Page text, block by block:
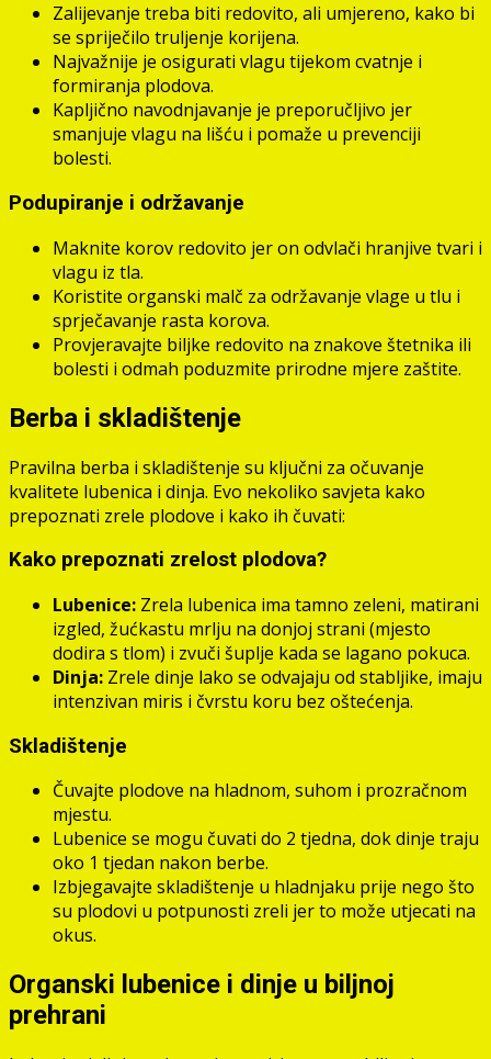
Zalijevanje treba biti redovito, ali umjereno, kako bi
se spriječilo truljenje korijena.
Najvažnije je osigurati vlagu tijekom cvatnje i
formiranja plodova.
Kapljično navodnjavanje je preporučljivo jer
smanjuje vlagu na lišću i pomaže u prevenciji
bolesti.
Podupiranje i održavanje
Maknite korov redovito jer on odvlači hranjive tvari i
vlagu iz tla.
Koristite organski malč za održavanje vlage u tlu i
sprječavanje rasta korova.
Provjeravajte biljke redovito na znakove štetnika ili
bolesti i odmah poduzmite prirodne mjere zaštite.
Berba i skladištenje
Pravilna berba i skladištenje su ključni za očuvanje
kvalitete lubenica i dinja. Evo nekoliko savjeta kako
prepoznati zrele plodove i kako ih čuvati:
Kako prepoznati zrelost plodova?
Lubenice: Zrela lubenica ima tamno zeleni, matirani
izgled, žućkastu mrlju na donjoj strani (mjesto
dodira s tlom) i zvuči šuplje kada se lagano pokuca.
Dinja: Zrele dinje lako se odvajaju od stabljike, imaju
intenzivan miris i čvrstu koru bez oštećenja.
Skladištenje
Čuvajte plodove na hladnom, suhom i prozračnom
mjestu.
Lubenice se mogu čuvati do 2 tjedna, dok dinje traju
oko 1 tjedan nakon berbe.
Izbjegavajte skladištenje u hladnjaku prije nego što
su plodovi u potpunosti zreli jer to može utjecati na
okus.
Organski lubenice i dinje u biljnoj
prehrani